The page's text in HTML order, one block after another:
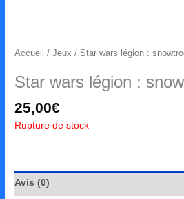
Accueil /Jeux / Star wars légion :
Star wars légion :
25,00€
Rupture de stock
Avis (0)